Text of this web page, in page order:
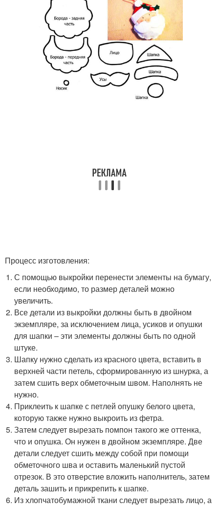
Процесс изготовления:
С помощью выкройки перенести элементы на бумагу,
если необходимо, то размер деталей можно
увеличить.
Все детали из выкройки должны быть в двойном
экземпляре, за исключением лица, усиков и опушки
для шапки – эти элементы должны быть по одной
штуке.
Шапку нужно сделать из красного цвета, вставить в
верхней части петель, сформированную из шнурка, а
затем сшить верх обметочным швом. Наполнять не
нужно.
Приклеить к шапке с петлей опушку белого цвета,
которую также нужно выкроить из фетра.
Затем следует вырезать помпон такого же оттенка,
что и опушка. Он нужен в двойном экземпляре. Две
детали следует сшить между собой при помощи
обметочного шва и оставить маленький пустой
отрезок. В это отверстие вложить наполнитель, затем
деталь зашить и прикрепить к шапке.
Из хлопчатобумажной ткани следует вырезать лицо, а